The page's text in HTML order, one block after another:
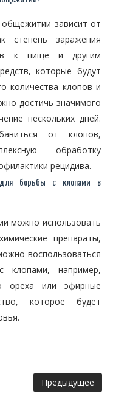
зависит от
степень заражения
к пище и другим
которые будут
количества клопов и
достичь значимого
нескольких дней.
от клопов,
обработку
рецидива.
для борьбы с клопами в
можно использовать
препараты,
воспользоваться
клопами, например,
ореха или эфирные
которое будет
Предыдущее